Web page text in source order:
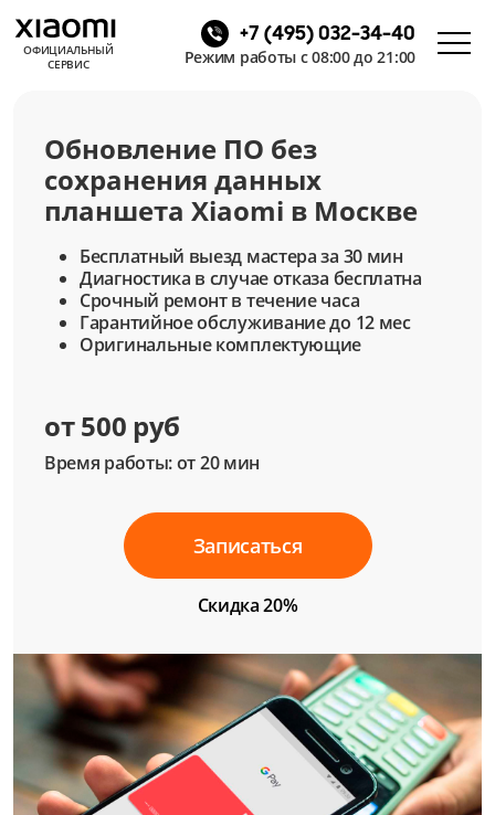
ОФИЦИАЛЬНЫЙ
СЕРВИС
+7 (495) 032-34-40
Режим работы с 08:00 до 21:00
Обновление ПО без
сохранения данных
планшета Xiaomi в Москве
Бесплатный выезд мастера за 30 мин
Диагностика в случае отказа бесплатна
Срочный ремонт в течение часа
Гарантийное обслуживание до 12 мес
Оригинальные комплектующие
от 500 руб
Время работы: от 20 мин
Записаться
Скидка 20%